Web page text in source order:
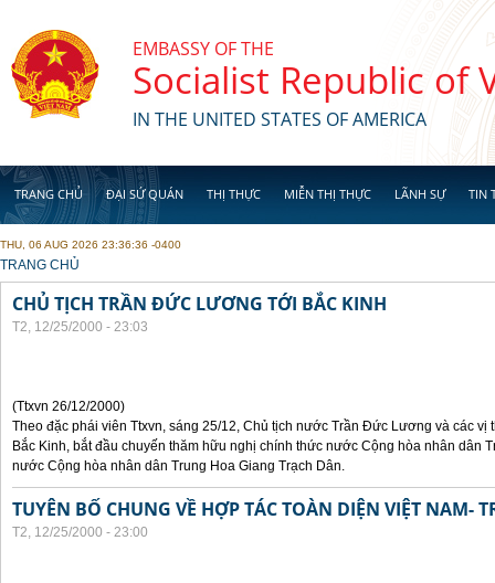
EMBASSY OF THE
Socialist Republic of
IN THE UNITED STATES OF AMERICA
TRANG CHỦ ĐẠI SỨ QUÁN THỊ THỰC MIỄN THỊ THỰC LÃNH SỰ TIN
THU, 06 AUG 2026 23:36:36 -0400
YOU ARE HERE
TRANG CHỦ
CHỦ TỊCH TRẦN ĐỨC LƯƠNG TỚI BẮC KINH
T2, 12/25/2000 - 23:03
(Ttxvn 26/12/2000)
Theo đặc phái viên Ttxvn, sáng 25/12, Chủ tịch nước Trần Đức Lương và các
Bắc Kinh, bắt đầu chuyến thăm hữu nghị chính thức nước Cộng hòa nhân dân
nước Cộng hòa nhân dân Trung Hoa Giang Trạch Dân.
TUYÊN BỐ CHUNG VỀ HỢP TÁC TOÀN DIỆN VIỆT NAM-
T2, 12/25/2000 - 23:00